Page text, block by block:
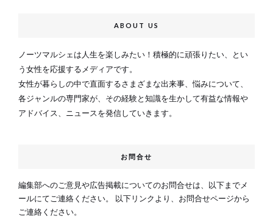
ABOUT US
ノーツマルシェは人生を楽しみたい！積極的に頑張りたい、とい
う女性を応援するメディアです。
女性が暮らしの中で直面するさまざまな出来事、悩みについて、
各ジャンルの専門家が、その経験と知識を生かして有益な情報や
アドバイス、ニュースを発信していきます。
お問合せ
編集部へのご意見や広告掲載についてのお問合せは、以下までメ
ールにてご連絡ください。 以下リンクより、お問合せページから
ご連絡ください。